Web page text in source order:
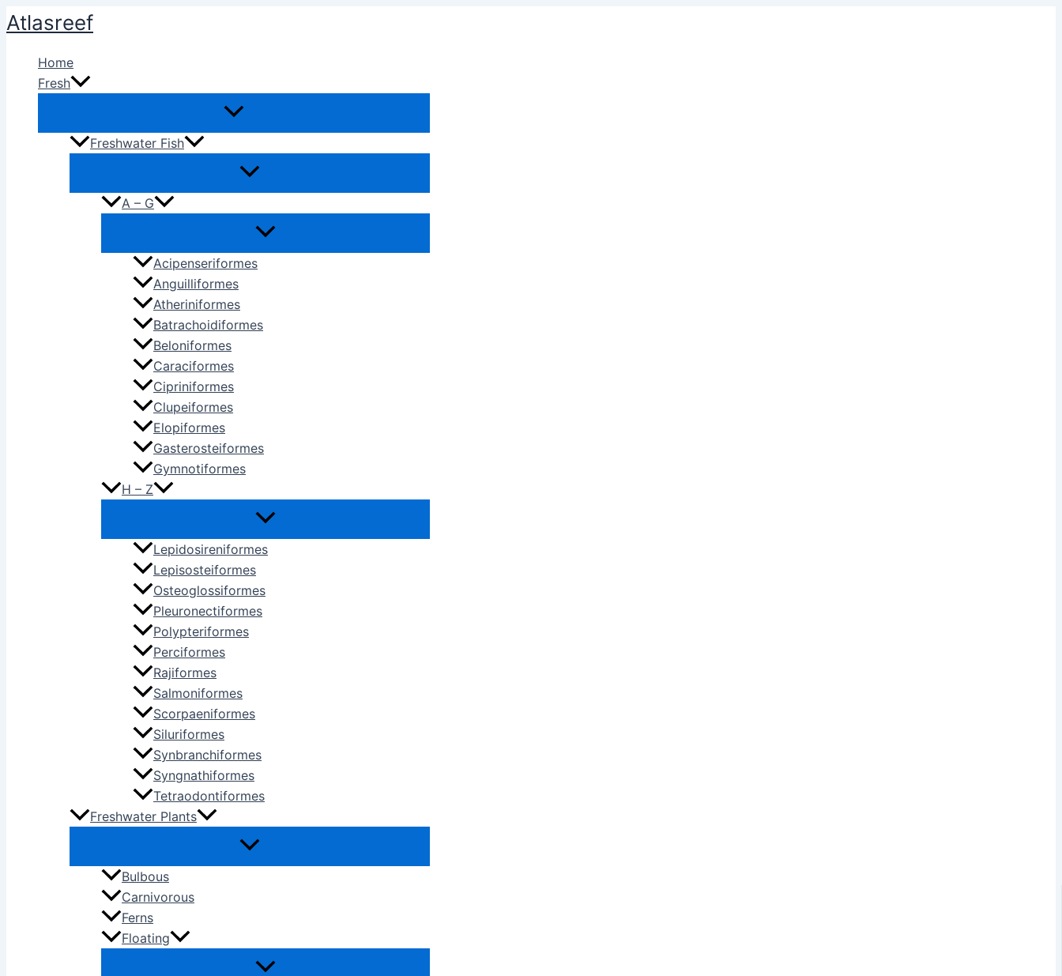
Ir
al
contenido
Atlasreef
Home
Fresh
Freshwater Fish
A – G
Acipenseriformes
Anguilliformes
Atheriniformes
Batrachoidiformes
Beloniformes
Caraciformes
Cipriniformes
Clupeiformes
Elopiformes
Gasterosteiformes
Gymnotiformes
H – Z
Lepidosireniformes
Lepisosteiformes
Osteoglossiformes
Pleuronectiformes
Polypteriformes
Perciformes
Rajiformes
Salmoniformes
Scorpaeniformes
Siluriformes
Synbranchiformes
Syngnathiformes
Tetraodontiformes
Freshwater Plants
Bulbous
Carnivorous
Ferns
Floating